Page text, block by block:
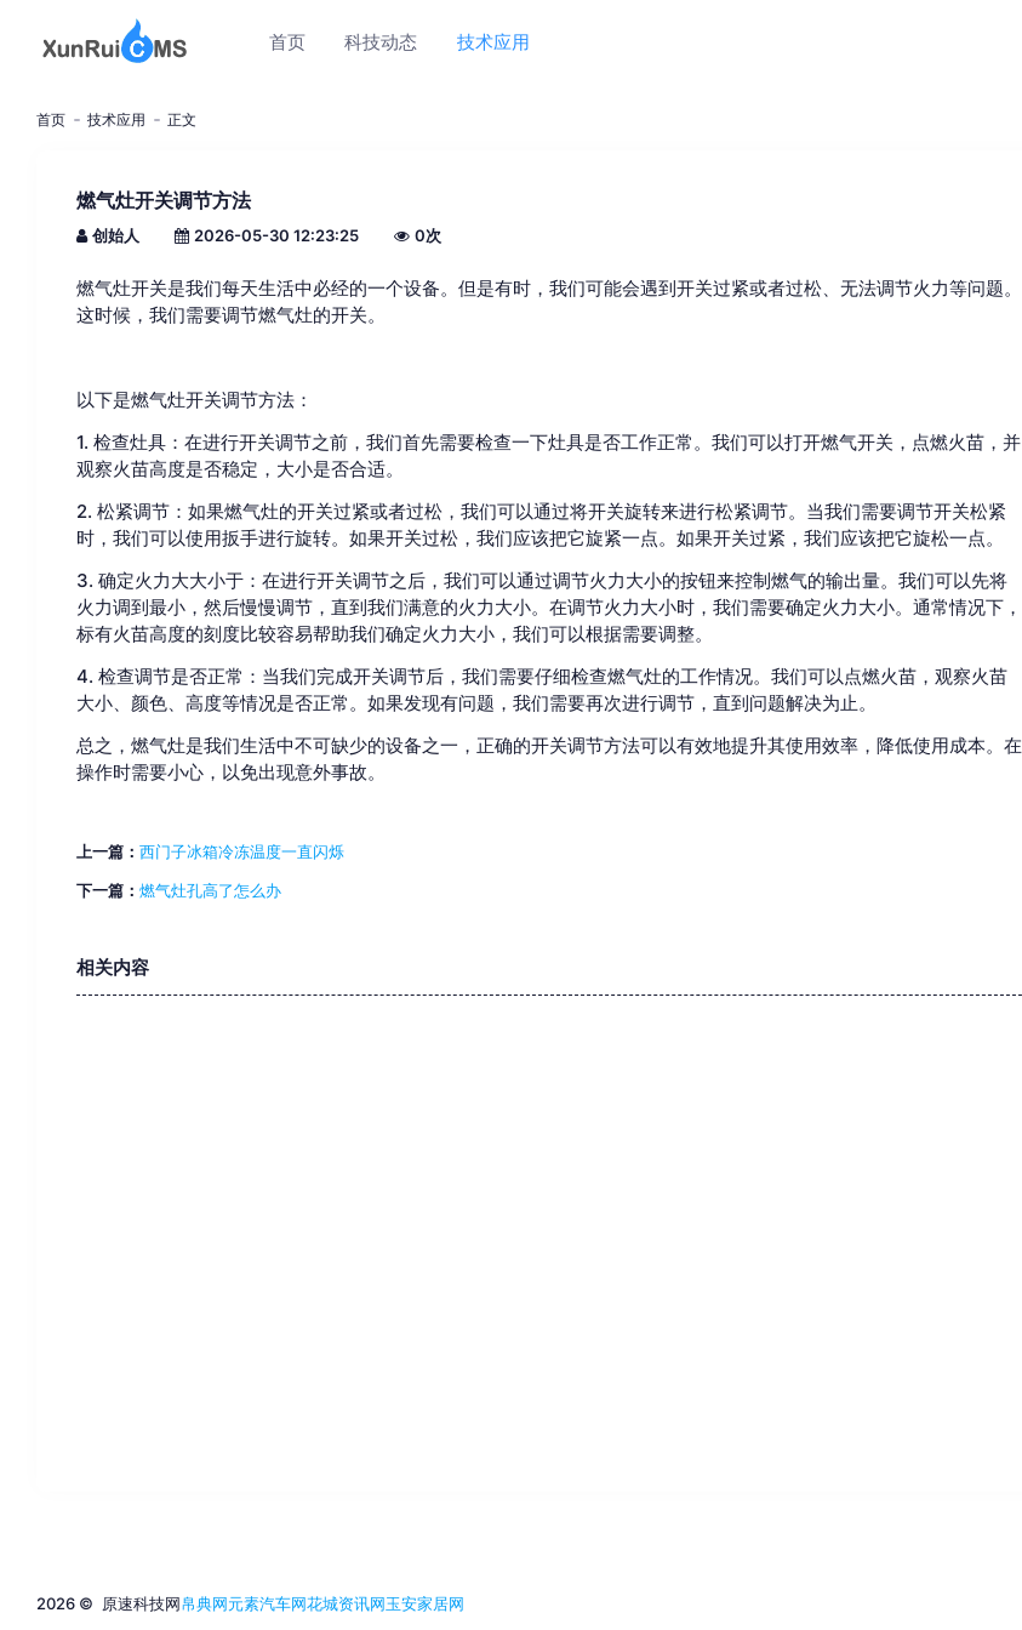
首页 科技动态 技术应用
首页 技术应用 正文
燃气灶开关调节方法
创始人 2026-05-30 12:23:25 0次
燃气灶开关是我们每天生活中必经的一个设备。但是有时，我们可能会遇到开关过紧或者过松、无法调节火力等问题。
这时候，我们需要调节燃气灶的开关。
以下是燃气灶开关调节方法：
1. 检查灶具：在进行开关调节之前，我们首先需要检查一下灶具是否工作正常。我们可以打开燃气开关，点燃火苗，并
观察火苗高度是否稳定，大小是否合适。
2. 松紧调节：如果燃气灶的开关过紧或者过松，我们可以通过将开关旋转来进行松紧调节。当我们需要调节开关松紧
时，我们可以使用扳手进行旋转。如果开关过松，我们应该把它旋紧一点。如果开关过紧，我们应该把它旋松一点。
3. 确定火力大大小于：在进行开关调节之后，我们可以通过调节火力大小的按钮来控制燃气的输出量。我们可以先将
火力调到最小，然后慢慢调节，直到我们满意的火力大小。在调节火力大小时，我们需要确定火力大小。通常情况下，
标有火苗高度的刻度比较容易帮助我们确定火力大小，我们可以根据需要调整。
4. 检查调节是否正常：当我们完成开关调节后，我们需要仔细检查燃气灶的工作情况。我们可以点燃火苗，观察火苗
大小、颜色、高度等情况是否正常。如果发现有问题，我们需要再次进行调节，直到问题解决为止。
总之，燃气灶是我们生活中不可缺少的设备之一，正确的开关调节方法可以有效地提升其使用效率，降低使用成本。在
操作时需要小心，以免出现意外事故。
上一篇： 西门子冰箱冷冻温度一直闪烁
下一篇： 燃气灶孔高了怎么办
相关内容
2026 © 原速科技网帛典网元素汽车网花城资讯网玉安家居网